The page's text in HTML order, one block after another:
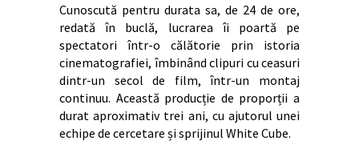
Cunoscută pentru durata sa, de 24 de ore,
redată în buclă, lucrarea îi poartă pe
spectatori într-o călătorie prin istoria
cinematografiei, îmbinând clipuri cu ceasuri
dintr-un secol de film, într-un montaj
continuu. Această producție de proporții a
durat aproximativ trei ani, cu ajutorul unei
echipe de cercetare și sprijinul White Cube.